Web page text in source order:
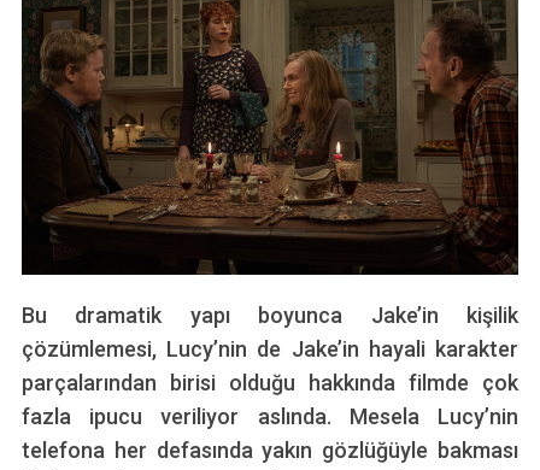
Bu dramatik yapı boyunca Jake’in kişilik
çözümlemesi, Lucy’nin de Jake’in hayali karakter
parçalarından birisi olduğu hakkında filmde çok
fazla ipucu veriliyor aslında. Mesela Lucy’nin
telefona her defasında yakın gözlüğüyle bakması
S
e
h
f
o